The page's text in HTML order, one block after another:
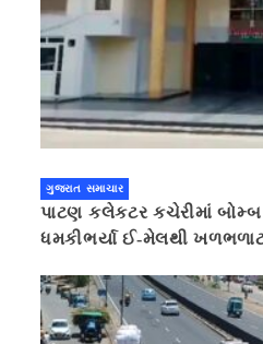
ગુજરાત સમાચાર
પાટણ કલેકટર કચેરીમાં બોમ્બ
ધમકીભર્યા ઈ-મેલથી